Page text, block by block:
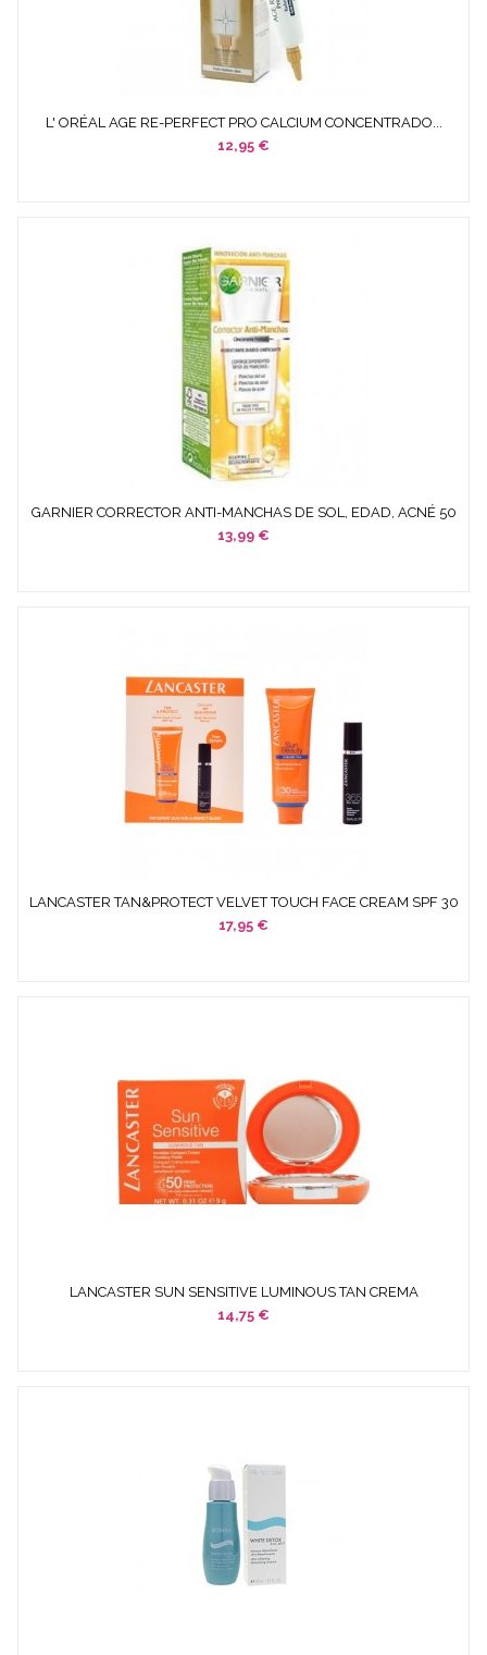
L' ORÉAL AGE RE-PERFECT PRO CALCIUM CONCENTRADO...
12,95 €
GARNIER CORRECTOR ANTI-MANCHAS DE SOL, EDAD, ACNÉ 50
ML
13,99 €
LANCASTER TAN&PROTECT VELVET TOUCH FACE CREAM SPF 30
50...
17,95 €
LANCASTER SUN SENSITIVE LUMINOUS TAN CREMA
COMPACTA...
14,75 €